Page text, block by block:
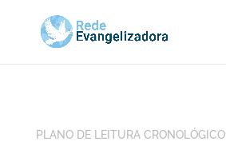
PLANO DE LEITURA CRONOLÓGICO